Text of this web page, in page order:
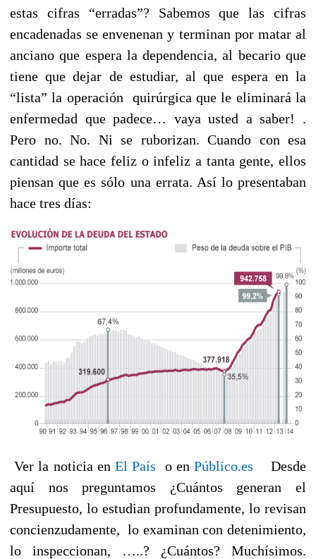
estas cifras “erradas”? Sabemos que las cifras
encadenadas se envenenan y terminan por matar al
anciano que espera la dependencia, al becario que
tiene que dejar de estudiar, al que espera en la
“lista” la operación quirúrgica que le eliminará la
enfermedad que padece… vaya usted a saber! .
Pero no. No. Ni se ruborizan. Cuando con esa
cantidad se hace feliz o infeliz a tanta gente, ellos
piensan que es sólo una errata. Así lo presentaban
hace tres días:
Ver la noticia enEl País o enPúblico.es Desde
aquí nos preguntamos ¿Cuántos generan el
Presupuesto, lo estudian profundamente, lo revisan
concienzudamente, lo examinan con detenimiento,
lo inspeccionan, …..? ¿Cuántos? Muchísimos.